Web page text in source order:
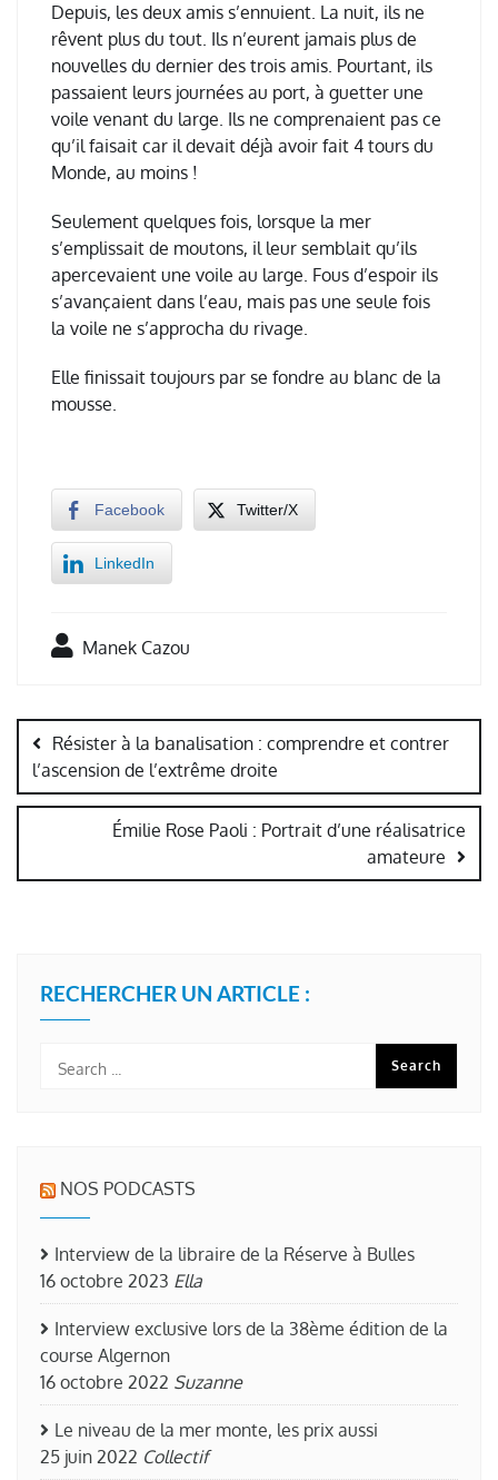
Depuis, les deux amis s’ennuient. La nuit, ils ne
rêvent plus du tout. Ils n’eurent jamais plus de
nouvelles du dernier des trois amis. Pourtant, ils
passaient leurs journées au port, à guetter une
voile venant du large. Ils ne comprenaient pas ce
qu’il faisait car il devait déjà avoir fait 4 tours du
Monde, au moins !
Seulement quelques fois, lorsque la mer
s’emplissait de moutons, il leur semblait qu’ils
apercevaient une voile au large. Fous d’espoir ils
s’avançaient dans l’eau, mais pas une seule fois
la voile ne s’approcha du rivage.
Elle finissait toujours par se fondre au blanc de la
mousse.
Facebook Twitter/X
LinkedIn
Manek Cazou
de
l’article
Résister à la banalisation : comprendre et contrer
l’ascension de l’extrême droite
Émilie Rose Paoli : Portrait d’une réalisatrice
amateure
RECHERCHER UN ARTICLE :
NOS PODCASTS
Interview de la libraire de la Réserve à Bulles
16 octobre 2023 Ella
Interview exclusive lors de la 38ème édition de la
course Algernon
16 octobre 2022 Suzanne
Le niveau de la mer monte, les prix aussi
25 juin 2022 Collectif